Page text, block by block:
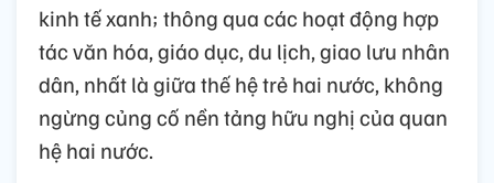
kinh tế xanh; thông qua các hoạt động hợp
tác văn hóa, giáo dục, du lịch, giao lưu nhân
dân, nhất là giữa thế hệ trẻ hai nước, không
ngừng củng cố nền tảng hữu nghị của quan
hệ hai nước.